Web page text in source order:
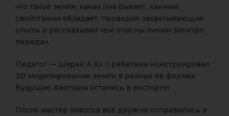
что такое земля, какая она бывает, какими
свойствами обладает, проводил захватывающие
опыты и рассказывал чем опасны линии электро-
передач.
Педагог — Шарай А.Ю. с ребятами конструировал
3D моделирование земли в разных её формах.
Будущие Аватары остались в восторге!
После мастер классов все дружно отправились в